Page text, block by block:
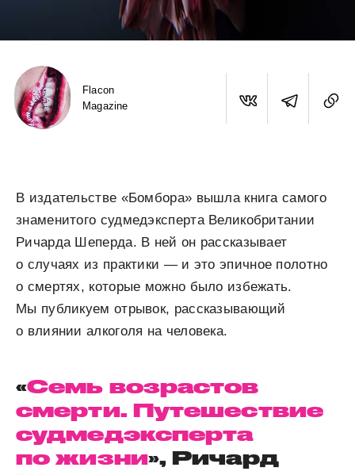
Flacon
Magazine
В издательстве «Бомбора» вышла книга самого
знаменитого судмедэксперта Великобритании
Ричарда Шеперда. В ней он рассказывает
о случаях из практики — и это эпичное полотно
о смертях, которые можно было избежать.
Мы публикуем отрывок, рассказывающий
о влиянии алкоголя на человека.
«Семь возрастов
смерти. Путешествие
судмедэксперта
по жизни», Ричард